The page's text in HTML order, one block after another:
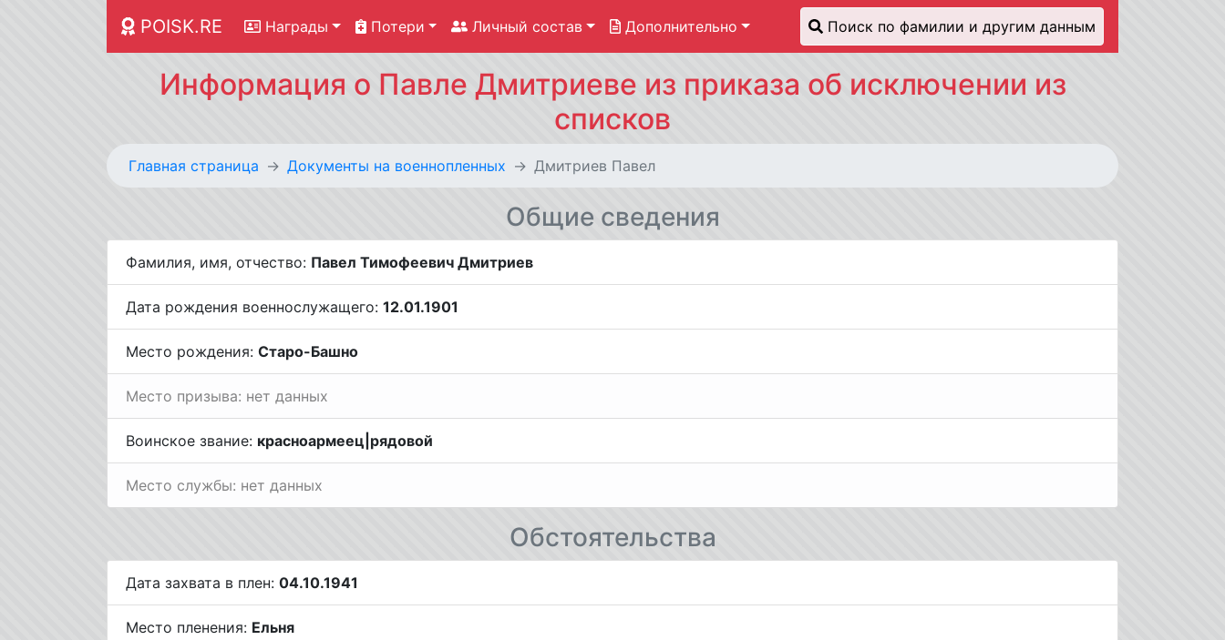
POISK.RE Награды Потери Личный состав Дополнительно Поиск по фамилии и другим данным
Информация о Павле Дмитриеве из приказа об исключении из
списков
Главная страница Документы на военнопленных Дмитриев Павел
Общие сведения
Фамилия, имя, отчество: Павел Тимофеевич Дмитриев
Дата рождения военнослужащего: 12.01.1901
Место рождения: Старо-Башно
Место призыва: нет данных
Воинское звание: красноармеец|рядовой
Место службы: нет данных
Обстоятельства
Дата захвата в плен: 04.10.1941
Место пленения: Ельня